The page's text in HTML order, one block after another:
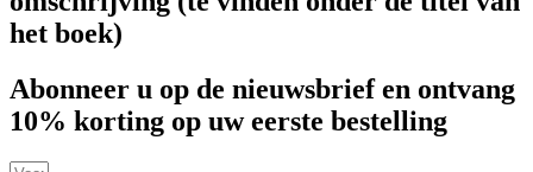
het boek)
Abonneer u op de nieuwsbrief en ontvang
10% korting op uw eerste bestelling